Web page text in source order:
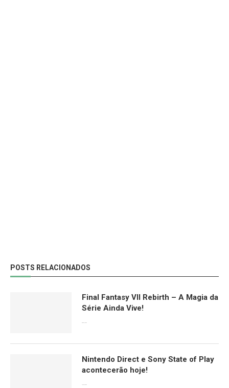
POSTS RELACIONADOS
Final Fantasy VII Rebirth – A Magia da
Série Ainda Vive!
Nintendo Direct e Sony State of Play
acontecerão hoje!